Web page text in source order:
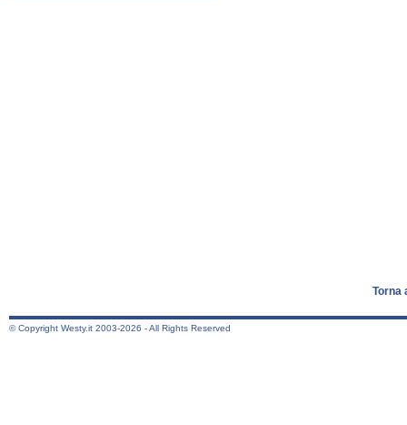
Torna
© Copyright Westy.it 2003-2026 - All Rights Reserved